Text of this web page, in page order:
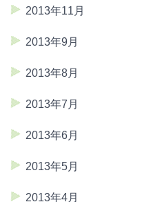
2013年11月
2013年9月
2013年8月
2013年7月
2013年6月
2013年5月
2013年4月